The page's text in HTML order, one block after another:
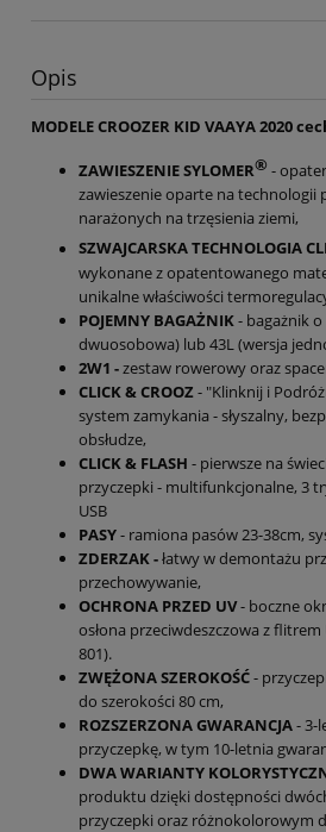
Opis
MODELE CROOZER KID VAAYA 2020
ZAWIESZENIE SYLOMER® -
zawieszenie oparte na
narażonych na trzęsienia ziemi,
SZWAJCARSKA TECHNOLOGIA
wykonane z opatentowanego
unikalne właściwości
POJEMNY BAGAŻNIK- bagażnik
dwuosobowa) lub 43L (wersja
2W1 -zestaw rowerowy oraz
CLICK & CROOZ- "Klinknij i
system zamykania - słyszalny,
obsłudze,
CLICK & FLASH - pierwsze na
przyczepki - multifunkcjonalne, 3
USB
PASY- ramiona pasów 23-38cm,
ZDERZAK -łatwy w demontażu
przechowywanie,
OCHRONA PRZED UV- boczne
osłona przeciwdeszczowa z flitrem
801).
ZWĘŻONA SZEROKOŚĆ-
do szerokości 80 cm,
ROZSZERZONA GWARANCJA- 3-
przyczepkę, w tym 10-letnia
DWA WARIANTY
produktu dzięki dostępności
przyczepki oraz różnokolorowym